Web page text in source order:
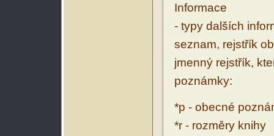
Informace
- typy dalších
seznam, rejstřík
jmenný rejstřík,
poznámky:
*p - obecné
*r - rozměry knihy